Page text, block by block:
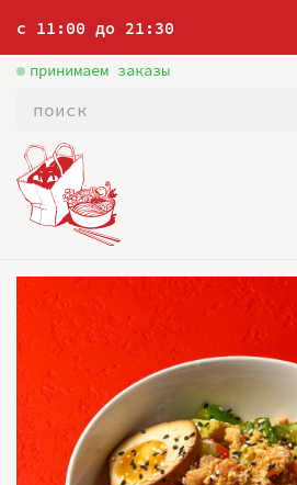
с 11:00 до 21:30
принимаем заказы